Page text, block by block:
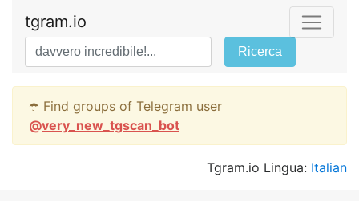
tgram.io
Ricerca
☂️ Find groups of Telegram user
@very_new_tgscan_bot
Tgram.io Lingua: Italian